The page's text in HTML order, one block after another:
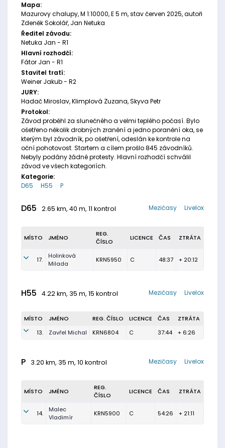
Mapa:
Mazurovy chalupy, M 1:10000, E 5 m, stav červen 2025, autoři
Zdeněk Sokolář, Jan Netuka
Ředitel závodu:
Netuka Jan - R1
Hlavní rozhodčí:
Fátor Jan - R1
Stavitel tratí:
Weiner Jakub - R2
JURY:
Hadač Miroslav, Klimplová Zuzana, Skyva Petr
Protokol:
Závod proběhl za slunečného a velmi teplého počasí. Bylo
ošetřeno několik drobných zranění a jedno poranění oka, se
kterým byl závodník, po ošetření, odeslán ke kontrole na
oční pohotovost. Startem a cílem prošlo 845 závodníků.
Nebyly podány žádné protesty. Hlavní rozhodčí schválil
závod ve všech kategoriích.
Kategorie:
D65
H55 P
D65 2.65 km, 40 m, 11 kontrol Livelox
Mezičasy
MÍSTO JMÉNO
REG.
ČÍSLO
LICENCE ČAS ZTRÁTA
17.
Holinková
Milada
KRN5950 C 48:37 + 20:12
H55 4.22 km, 35 m, 15 kontrol Livelox
Mezičasy
MÍSTO JMÉNO REG. ČÍSLO LICENCE ČAS
ZTRÁTA
13.
Zavřel Michal KRN6804 C 37:44 + 6:26
P 3.20 km, 35 m, 10 kontrol Livelox
Mezičasy
MÍSTO JMÉNO
REG.
ČÍSLO
LICENCE ČAS ZTRÁTA
14.
Malec
Vladimír
KRN5900 C 54:26 + 21:11